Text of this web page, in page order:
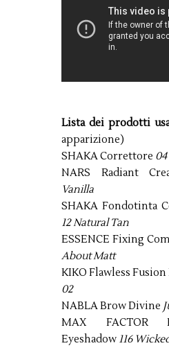
Lista dei prodotti
apparizione)
SHAKA Correttore
NARS Radiant
Vanilla
SHAKA Fondotinta
12 Natural Tan
ESSENCE Fixing
About Matt
KIKO Flawless
02
NABLA Brow Divine
MAX FACTOR
Eyeshadow 116